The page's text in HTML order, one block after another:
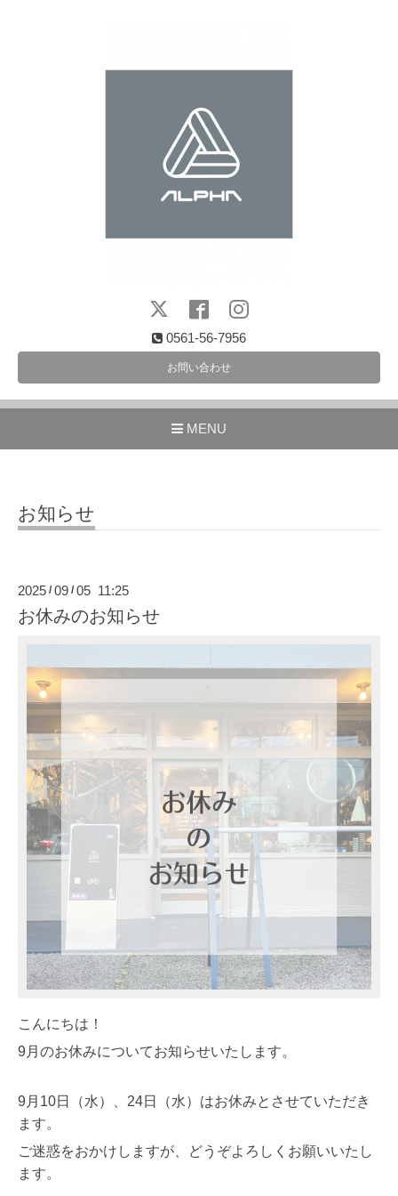
0561-56-7956
お問い合わせ
MENU
お知らせ
2025 / 09 / 05 11:25
お休みのお知らせ
こんにちは！
9月のお休みについてお知らせいたします。
9月10日（水）、24日（水）はお休みとさせていただき
ます。
ご迷惑をおかけしますが、どうぞよろしくお願いいたし
ます。